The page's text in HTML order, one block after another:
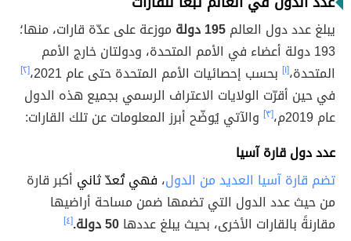
يبلغ عدد دول العالم195 دولة
موزعة على عدّة قارات، منها؛
193 دولة أعضاء في الأمم المتحدة، ودولتان خارج الأمم
المتحدة،[١] بحسب إحصائيات الأمم المتحدة حتى عام 2021، [٢]
في حين أقرّت الولايات الاعتراف الرسمي بجميع هذه الدول
عام 2019م،
[٣]
والآتي يُوضّح أبرز المعلومات عن تلك القارات:
عدد دول قارة آسيا
تضم قارة آسيا العديد من الدول، فهي تُعدّ ثاني أكبر قارة
من حيث عدد الدول التي تضمها ضمن مساحة أراضيها
مقارنةً بالقارات الأخرى، بحيث يبلغ عددها50 دولة. [٤]